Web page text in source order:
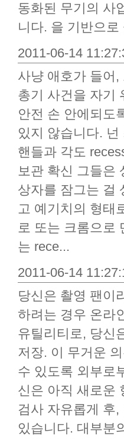
동화된 무기의 사
니다. 을 기반으로
2011-06-14
사냥 애호가 들어
총기 사건을 자기
안전 손 안에되도
있지 않습니다.
핸들과 각도
보관 확신 그들은
상자를 잠그는 걸
고 예기치의 형태
로 또는 크롬으로
는 rece...
2011-06-14
당신은 촬영 팬이
하려는 경우 온라
유틸리티로, 당신
저장. 이 무거운
수 있도록 외부로
신은 아직 새로운
검사 자유롭게 후
있습니다. 대부분